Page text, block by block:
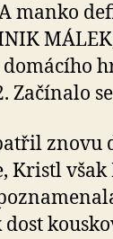
manko
Začínalo
znovu
Kristl